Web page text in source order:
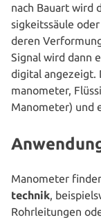
nach Bauart wird
sig­keits­säu­le
deren
Signal wird dann
digital angezeigt.
ma­no­me­ter,
Manometer) und
Manometer
tech­nik,
Rohr­lei­tun­gen